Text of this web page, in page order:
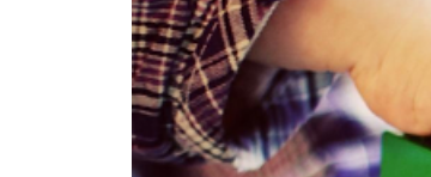
Hit enter to search or ESC to close